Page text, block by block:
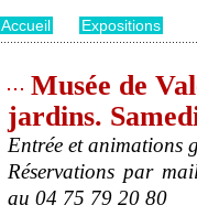
Accueil Expositions
Musée de
jardins.
Entrée et animations
Réservations par
au 04 75 79 20 80